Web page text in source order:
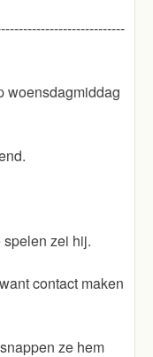
woensdagmiddag
zei hij.
contact maken
ze hem